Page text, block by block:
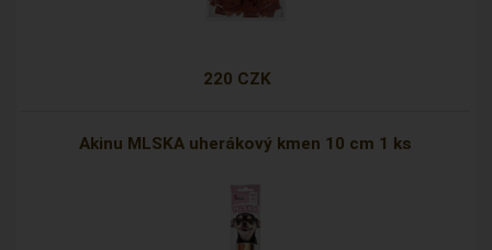
220 CZK
Akinu MLSKA uherákový kmen 10 cm 1 ks